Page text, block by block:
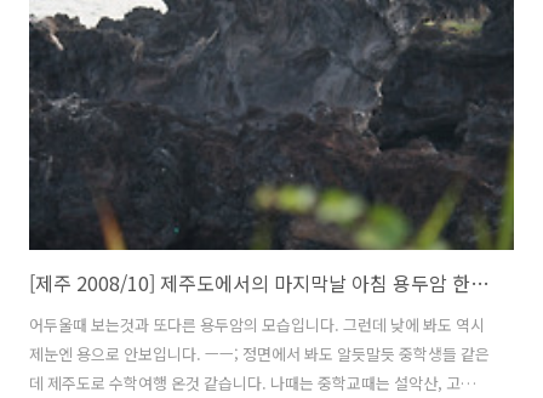
입니다. 이제 제주도를 떠나야 할 시간이 됐습니다. 공항이 3.8킬로미터
도보로 한시간 정도 거리 되는것 같습니다. 4일내내 걸어서 제주도를 다
녔는데, 이정도 거리를 못걷겠어하고 또 지도만 보고 무작정 제주공항까
지 걸어갔습니다. ..
[제주 2008/10] 제주도에서의 마지막날 아침 용두암 한번 더
어두울때 보는것과 또다른 용두암의 모습입니다. 그런데 낮에 봐도 역시
제눈엔 용으로 안보입니다. ㅡㅡ; 정면에서 봐도 알듯말듯 중학생들 같은
데 제주도로 수학여행 온것 같습니다. 나때는 중학교때는 설악산, 고등학